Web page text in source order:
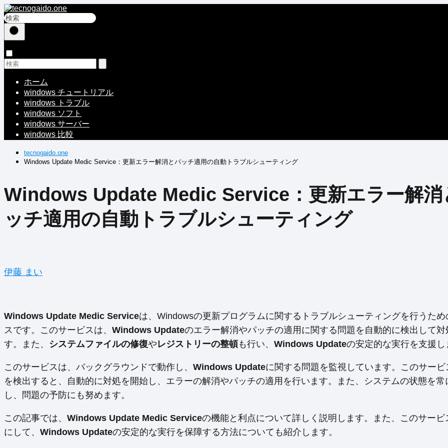
ホーム
windows チュートリアル
windows トラブル
windows ソフト
windows サーバー
windows 比較
tecnogaido.one
Windows Update Medic Service：更新エラー解消とパッチ適用の自動トラブルシューティング
Windows Update Medic Service：更新エラー解消
ッチ適用の自動トラブルシューティング
伊藤 まい
Windows Update Medic Serviceは、Windowsの更新プログラムに関するトラブルシューティングを行うため
スです。このサービスは、 Windows Updateのエラー解消やパッチの適用に関する問題を自動的に検出して対
す。また、 システムファイルの修復やレジストリーの整頓も行い、 Windows Updateの安定的な実行を支援し
このサービスは、バックグラウンドで動作し、 Windows Updateに関する問題を監視しています。このサービ
を検出すると、自動的に対処を開始し、エラーの解消やパッチの適用を行います。また、システムの状態を常
し、問題の予防にも努めます。
この記事では、 Windows Update Medic Serviceの機能と利点について詳しく説明します。また、このサービ
にして、 Windows Updateの安定的な実行を保障する方法についても紹介します。